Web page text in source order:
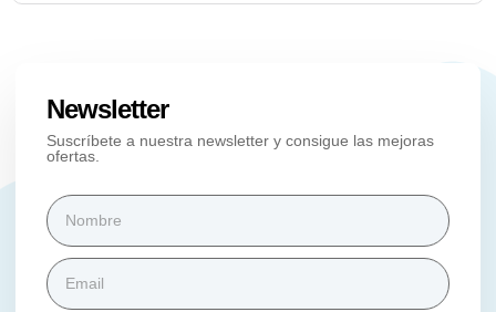
Newsletter
Suscríbete a nuestra newsletter y consigue las mejoras
ofertas.